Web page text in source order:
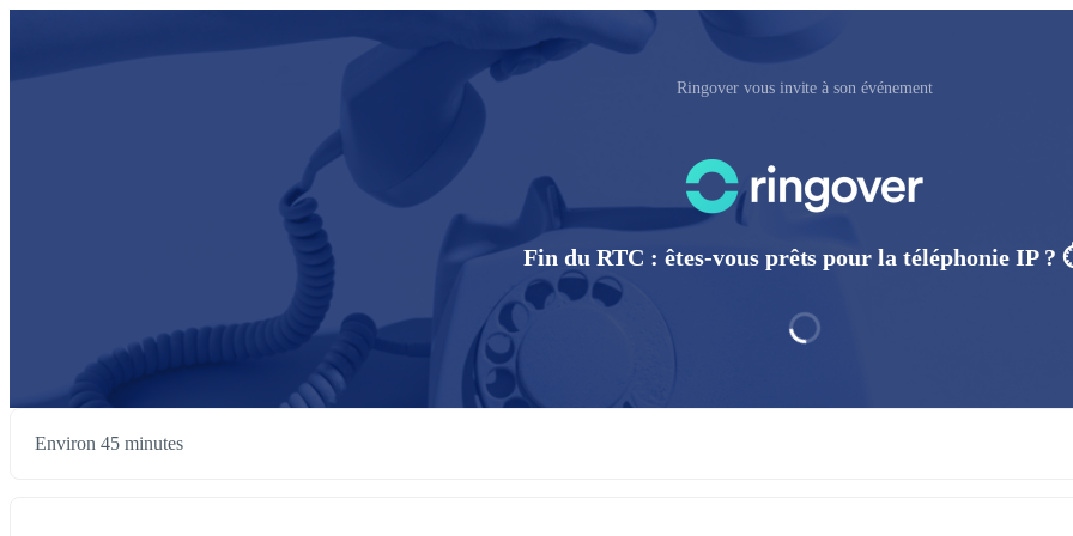
Ringover vous invite à son événement
Fin du RTC : êtes-vous prêts pour la téléphonie IP ?
Environ 45 minutes